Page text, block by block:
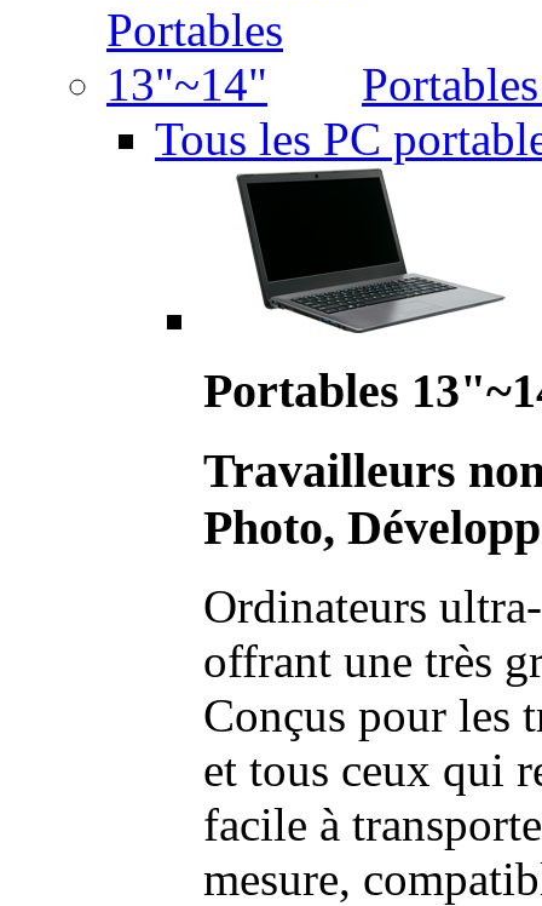
Tous les PC
Portables
Travailleurs
Photo,
Ordinateurs
offrant une très
Conçus pour les
et tous ceux qui
facile à
mesure,